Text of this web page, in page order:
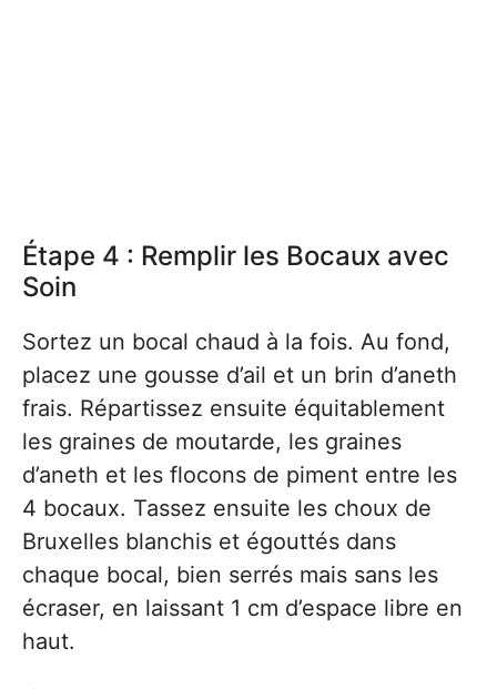
Étape 4 : Remplir les Bocaux avec
Soin
Sortez un bocal chaud à la fois. Au fond,
placez une gousse d’ail et un brin d’aneth
frais. Répartissez ensuite équitablement
les graines de moutarde, les graines
d’aneth et les flocons de piment entre les
4 bocaux. Tassez ensuite les choux de
Bruxelles blanchis et égouttés dans
chaque bocal, bien serrés mais sans les
écraser, en laissant 1 cm d’espace libre en
haut.